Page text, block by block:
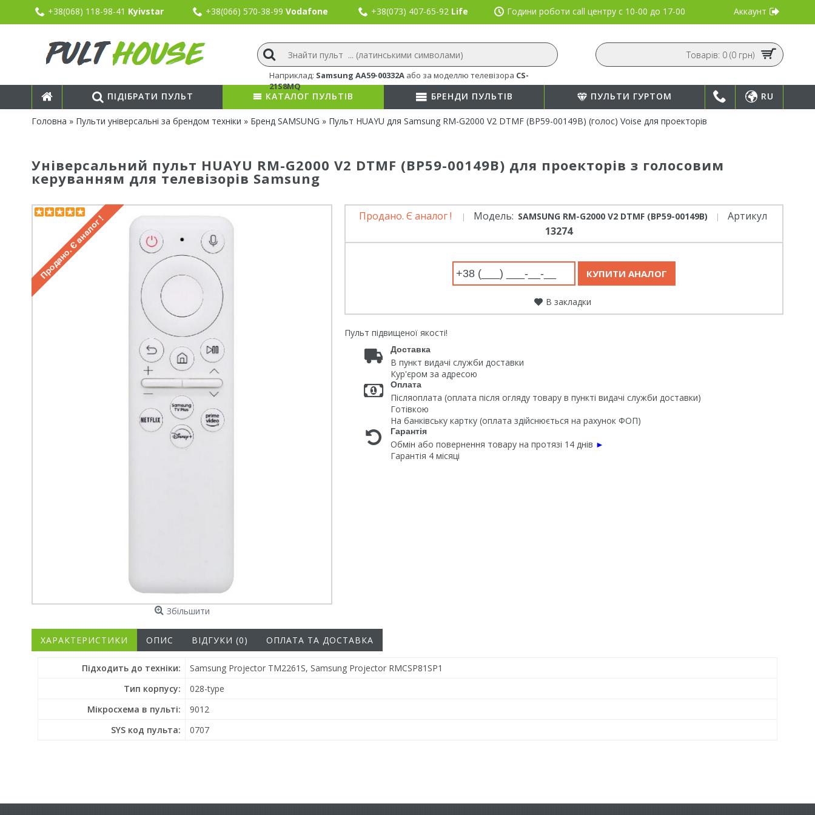
+38(068) 118-98-41 Kyivstar +38(066) 570-38-99 Vodafone +38(073) 407-65-92 Life Години роботи call центру с 10-00 до 17-00 Аккаунт
Наприклад: Samsung AA59-00332A або за моделлю телевізора CS-
21S8MQ
Товарів: 0 (0 грн)
ПІДІБРАТИ ПУЛЬТ КАТАЛОГ ПУЛЬТІВ БРЕНДИ ПУЛЬТІВ ПУЛЬТИ ГУРТОМ RU
Головна » Пульти універсальні за брендом техніки » Бренд SAMSUNG » Пульт HUAYU для Samsung RM-G2000 V2 DTMF (BP59-00149B) (голос) Voise для проекторів
Універсальний пульт HUAYU RM-G2000 V2 DTMF (BP59-00149B) для проекторів з голосовим
керуванням для телевізорів Samsung
Збільшити
Продано. Є аналог ! Модель: SAMSUNG RM-G2000 V2 DTMF (BP59-00149B)
Артикул
13274
В закладки
Пульт підвищеної якості!
Доставка
В пункт видачі служби доставки
Кур'єром за адресою
Оплата
Післяоплата (оплата після огляду товару в пункті видачі служби доставки)
Готівкою
На банківську картку (оплата здійснюється на рахунок ФОП)
Гарантія
Обмін або повернення товару на протязі 14 днів ►
Гарантія 4 місяці
ХАРАКТЕРИСТИКИ ОПИС ВІДГУКИ (0) ОПЛАТА ТА ДОСТАВКА
Підходить до техніки:
Samsung Projector TM2261S, Samsung Projector RMCSP81SP1
Тип корпусу:
028-type
Мікросхема в пульті:
9012
SYS код пульта:
0707